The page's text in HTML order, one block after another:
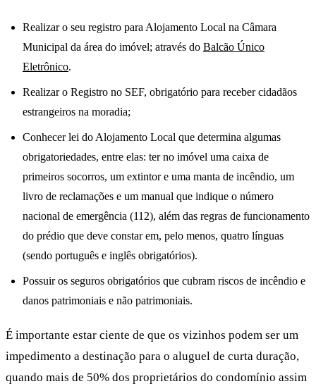
Realizar o seu registro para Alojamento Local na Câmara
Municipal da área do imóvel; através do Balcão Único
Eletrônico.
Realizar o Registro no SEF, obrigatório para receber cidadãos
estrangeiros na moradia;
Conhecer lei do Alojamento Local que determina algumas
obrigatoriedades, entre elas: ter no imóvel uma caixa de
primeiros socorros, um extintor e uma manta de incêndio, um
livro de reclamações e um manual que indique o número
nacional de emergência (112), além das regras de funcionamento
do prédio que deve constar em, pelo menos, quatro línguas
(sendo português e inglês obrigatórios).
Possuir os seguros obrigatórios que cubram riscos de incêndio e
danos patrimoniais e não patrimoniais.
É importante estar ciente de que os vizinhos podem ser um
impedimento a destinação para o aluguel de curta duração,
quando mais de 50% dos proprietários do condomínio assim